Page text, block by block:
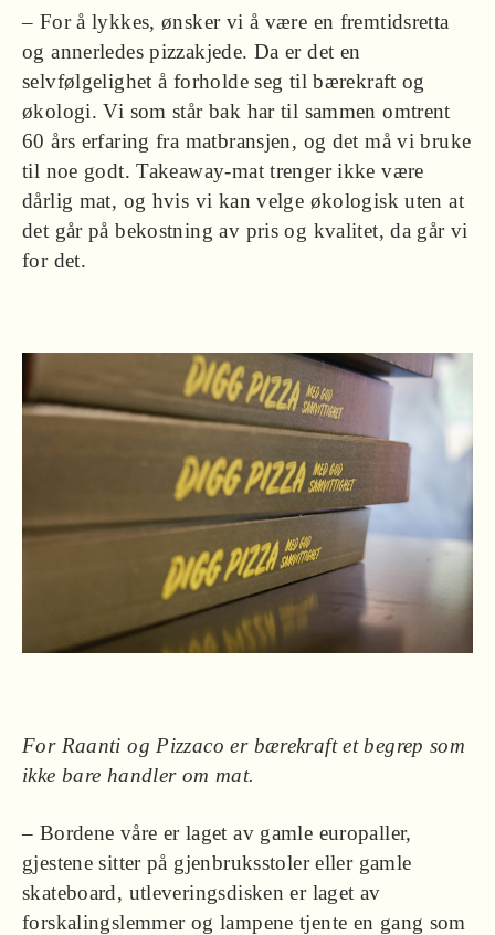
– For å lykkes, ønsker vi å være en fremtidsretta
og annerledes pizzakjede. Da er det en
selvfølgelighet å forholde seg til bærekraft og
økologi. Vi som står bak har til sammen omtrent
60 års erfaring fra matbransjen, og det må vi bruke
til noe godt. Takeaway-mat trenger ikke være
dårlig mat, og hvis vi kan velge økologisk uten at
det går på bekostning av pris og kvalitet, da går vi
for det.
For Raanti og Pizzaco er bærekraft et begrep som
ikke bare handler om mat.
– Bordene våre er laget av gamle europaller,
gjestene sitter på gjenbruksstoler eller gamle
skateboard, utleveringsdisken er laget av
forskalingslemmer og lampene tjente en gang som